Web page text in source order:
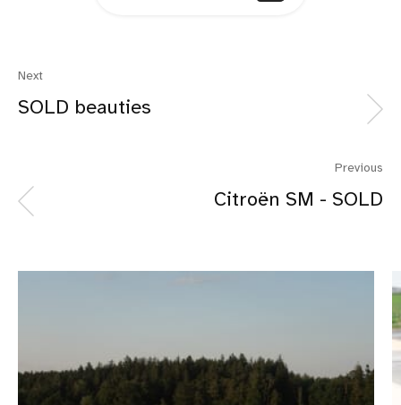
Next
SOLD beauties
Previous
Citroën SM - SOLD